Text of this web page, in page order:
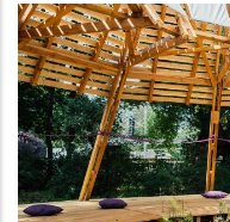
Obraz (old)